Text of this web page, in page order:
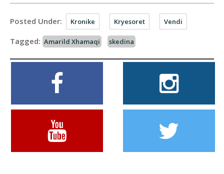
Posted Under: Kronike Kryesoret Vendi
Tagged: Amarild Xhamaqi skedina